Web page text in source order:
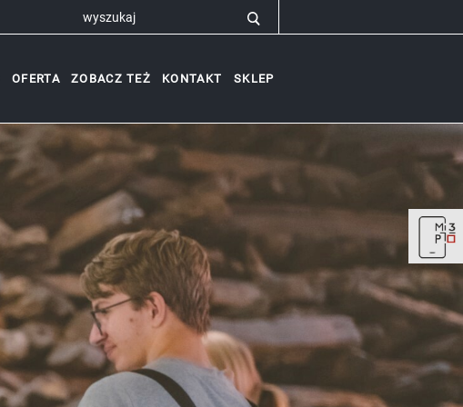
OFERTA ZOBACZ TEŻ KONTAKT SKLEP